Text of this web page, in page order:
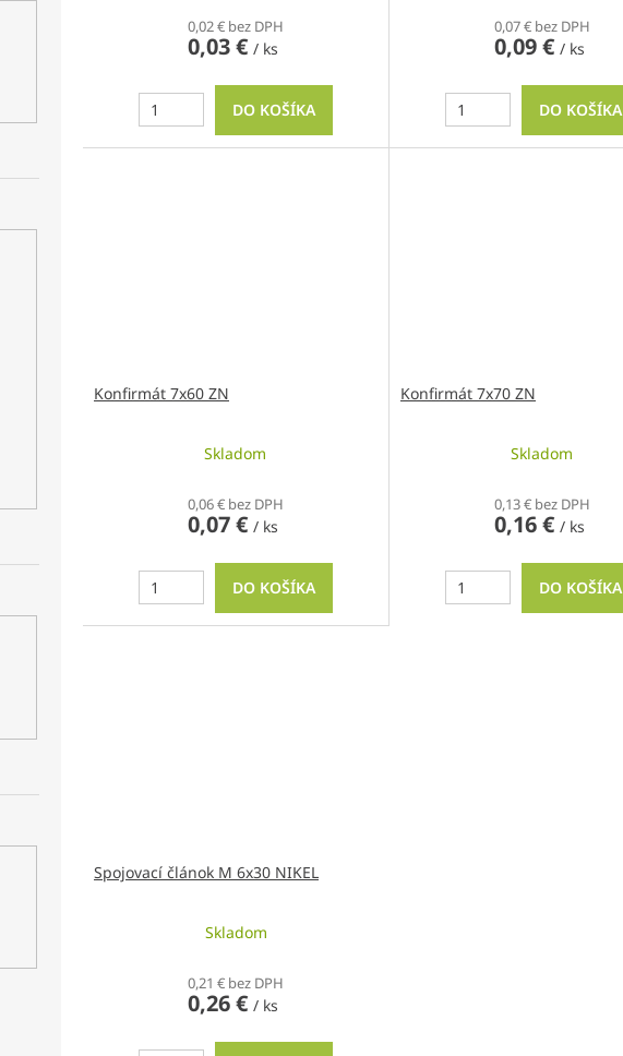
0,02 € bez DPH
0,03 € / ks
DO KOŠÍKA
0,07 € bez DPH
0,09 € / ks
DO KOŠÍKA
Konfirmát 7x60 ZN
Skladom
0,06 € bez DPH
0,07 € / ks
DO KOŠÍKA
Konfirmát 7x70 ZN
Skladom
0,13 € bez DPH
0,16 € / ks
DO KOŠÍKA
Spojovací článok M 6x30 NIKEL
Skladom
0,21 € bez DPH
0,26 €/ ks